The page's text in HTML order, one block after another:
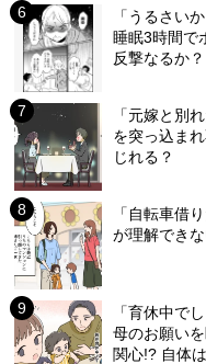
「うるさい
睡眠3時間で
反撃なるか？
「元嫁と別
を突っ込ま
じれる？
「自転車借
が理解でき
「育休中で
母のお願い
関心!? 自体